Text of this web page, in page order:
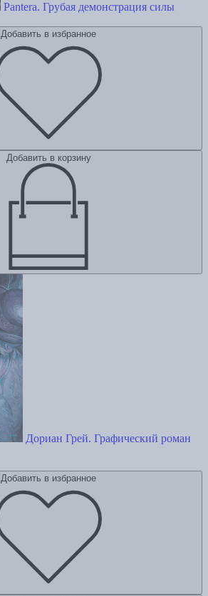
Pantera. Грубая демонстрация силы
Добавить в избранное
Добавить в корзину
Дориан Грей. Графический роман
Добавить в избранное